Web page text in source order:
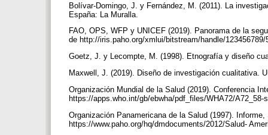
Bolívar-Domingo, J. y Fernández, M. (2011). La
España: La Muralla.
FAO, OPS, WFP y UNICEF (2019). Panorama de la
de http://iris.paho.org/xmlui/bitstream/handle/
Goetz, J. y Lecompte, M. (1998). Etnografía y diseño
Maxwell, J. (2019). Diseño de investigación cualitativa.
Organización Mundial de la Salud (2019). Conferencia
https://apps.who.int/gb/ebwha/pdf_files/WHA72/
Organización Panamericana de la Salud (1997).
https://www.paho.org/hq/dmdocuments/2012/Salud-